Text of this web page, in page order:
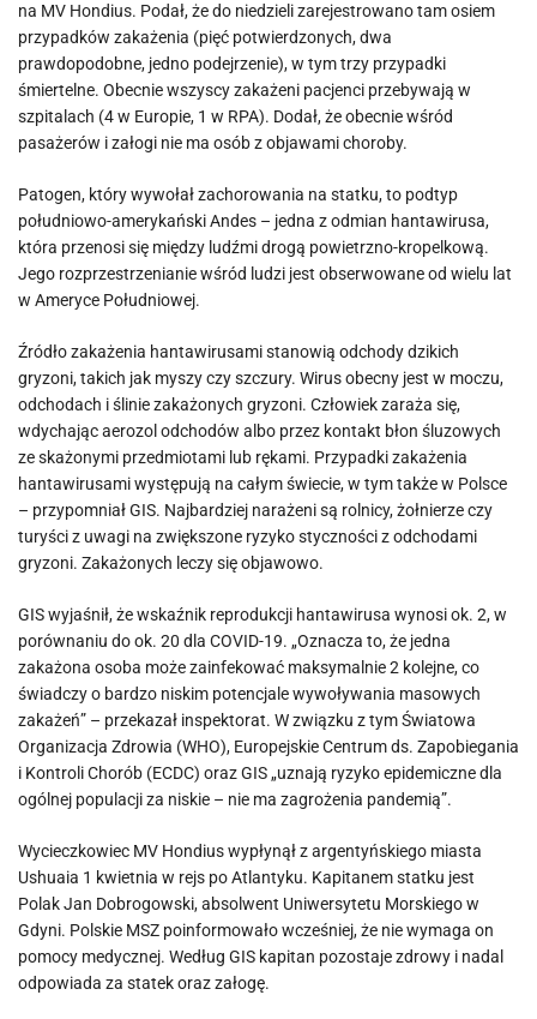
na MV Hondius. Podał, że do niedzieli zarejestrowano tam osiem
przypadków zakażenia (pięć potwierdzonych, dwa
prawdopodobne, jedno podejrzenie), w tym trzy przypadki
śmiertelne. Obecnie wszyscy zakażeni pacjenci przebywają w
szpitalach (4 w Europie, 1 w RPA). Dodał, że obecnie wśród
pasażerów i załogi nie ma osób z objawami choroby.
Patogen, który wywołał zachorowania na statku, to podtyp
południowo-amerykański Andes – jedna z odmian hantawirusa,
która przenosi się między ludźmi drogą powietrzno-kropelkową.
Jego rozprzestrzenianie wśród ludzi jest obserwowane od wielu lat
w Ameryce Południowej.
Źródło zakażenia hantawirusami stanowią odchody dzikich
gryzoni, takich jak myszy czy szczury. Wirus obecny jest w moczu,
odchodach i ślinie zakażonych gryzoni. Człowiek zaraża się,
wdychając aerozol odchodów albo przez kontakt błon śluzowych
ze skażonymi przedmiotami lub rękami. Przypadki zakażenia
hantawirusami występują na całym świecie, w tym także w Polsce
– przypomniał GIS. Najbardziej narażeni są rolnicy, żołnierze czy
turyści z uwagi na zwiększone ryzyko styczności z odchodami
gryzoni. Zakażonych leczy się objawowo.
GIS wyjaśnił, że wskaźnik reprodukcji hantawirusa wynosi ok. 2, w
porównaniu do ok. 20 dla COVID-19. „Oznacza to, że jedna
zakażona osoba może zainfekować maksymalnie 2 kolejne, co
świadczy o bardzo niskim potencjale wywoływania masowych
zakażeń” – przekazał inspektorat. W związku z tym Światowa
Organizacja Zdrowia (WHO), Europejskie Centrum ds. Zapobiegania
i Kontroli Chorób (ECDC) oraz GIS „uznają ryzyko epidemiczne dla
ogólnej populacji za niskie – nie ma zagrożenia pandemią”.
Wycieczkowiec MV Hondius wypłynął z argentyńskiego miasta
Ushuaia 1 kwietnia w rejs po Atlantyku. Kapitanem statku jest
Polak Jan Dobrogowski, absolwent Uniwersytetu Morskiego w
Gdyni. Polskie MSZ poinformowało wcześniej, że nie wymaga on
pomocy medycznej. Według GIS kapitan pozostaje zdrowy i nadal
odpowiada za statek oraz załogę.